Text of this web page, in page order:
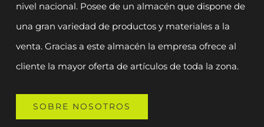
nivel nacional. Posee de un almacén que dispone de
una gran variedad de productos y materiales a la
venta. Gracias a este almacén la empresa ofrece al
cliente la mayor oferta de artículos de toda la zona.
SOBRE NOSOTROS